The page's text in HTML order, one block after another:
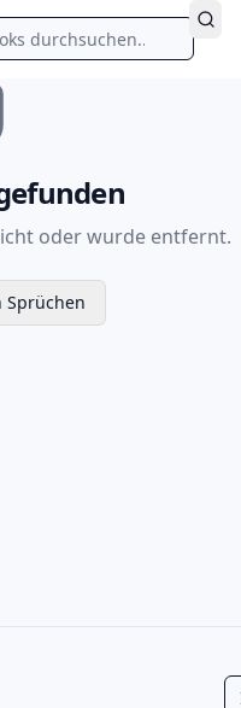
oder wurde entfernt.
Sprüchen